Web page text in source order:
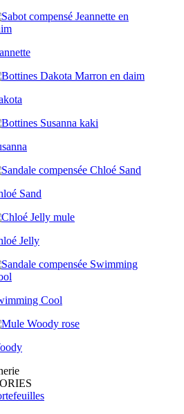
Sand
Jelly
Cool